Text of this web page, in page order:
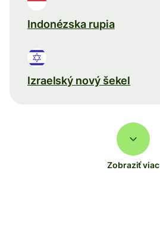
Indonézska rupia
Izraelský nový šekel
Zobraziť viac